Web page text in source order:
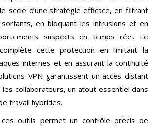
socle d’une stratégie efficace, en filtrant
en bloquant les intrusions et en
suspects en temps réel. Le
cette protection en limitant la
internes et en assurant la continuité
VPN garantissent un accès distant
collaborateurs, un atout essentiel dans
travail hybrides.
ces outils permet un contrôle précis de